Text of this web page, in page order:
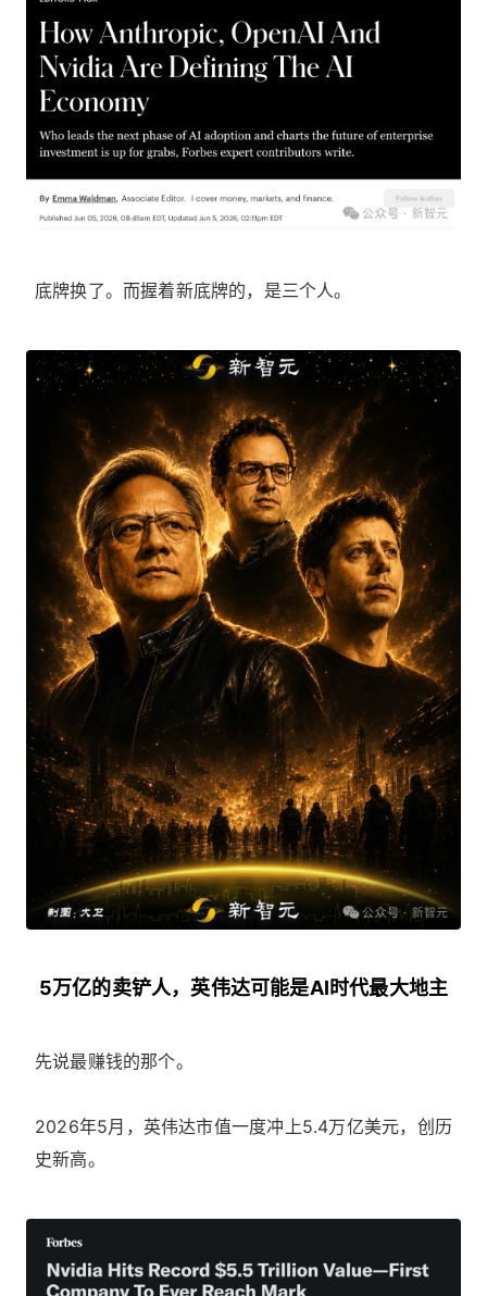
底牌换了。而握着新底牌的，是三个人。
5万亿的卖铲人，英伟达可能是AI时代最大地主
先说最赚钱的那个。
2026年5月，英伟达市值一度冲上5.4万亿美元，创历
史新高。